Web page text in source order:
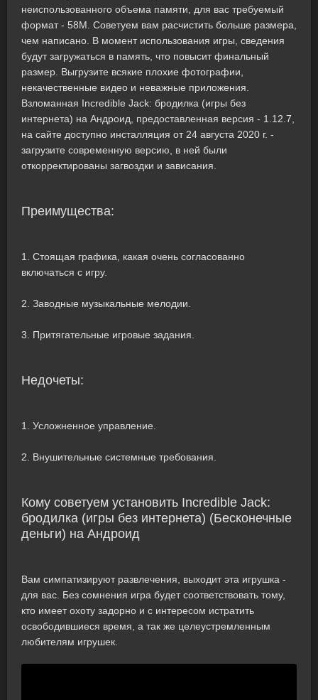
неиспользованного объема памяти, для вас требуемый
формат - 58M. Советуем вам расчистить больше размера,
чем написано. В момент использования игры, сведения
будут загружаться в память, что повысит финальный
размер. Выгрузите всякие плохие фотографии,
некачественные видео и неважные приложения.
Взломанная Incredible Jack: бродилка (игры без
интернета) на Андроид, предоставленная версия - 1.12.7,
на сайте доступно инсталляция от 24 августа 2020 г. -
загрузите современную версию, в ней были
откорректированы загвоздки и зависания.
Преимущества:
1. Стоящая графика, какая очень согласованно
включаться с игру.
2. Заводные музыкальные мелодии.
3. Притягательные игровые задания.
Недочеты:
1. Усложненное управление.
2. Внушительные системные требования.
Кому советуем установить Incredible Jack:
бродилка (игры без интернета) (Бесконечные
деньги) на Андроид
Вам симпатизируют развлечения, выходит эта игрушка -
для вас. Без сомнения игра будет соответствовать тому,
кто имеет охоту задорно и с интересом истратить
освободившиеся время, а так же целеустремленным
любителям игрушек.